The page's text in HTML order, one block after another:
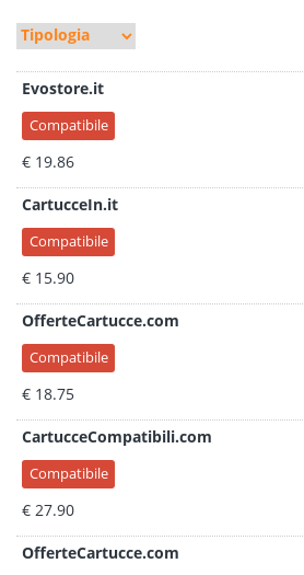
Evostore.it
Compatibile
€ 19.86
CartucceIn.it
Compatibile
€ 15.90
OfferteCartucce.com
Compatibile
€ 18.75
CartucceCompatibili.com
Compatibile
€ 27.90
OfferteCartucce.com